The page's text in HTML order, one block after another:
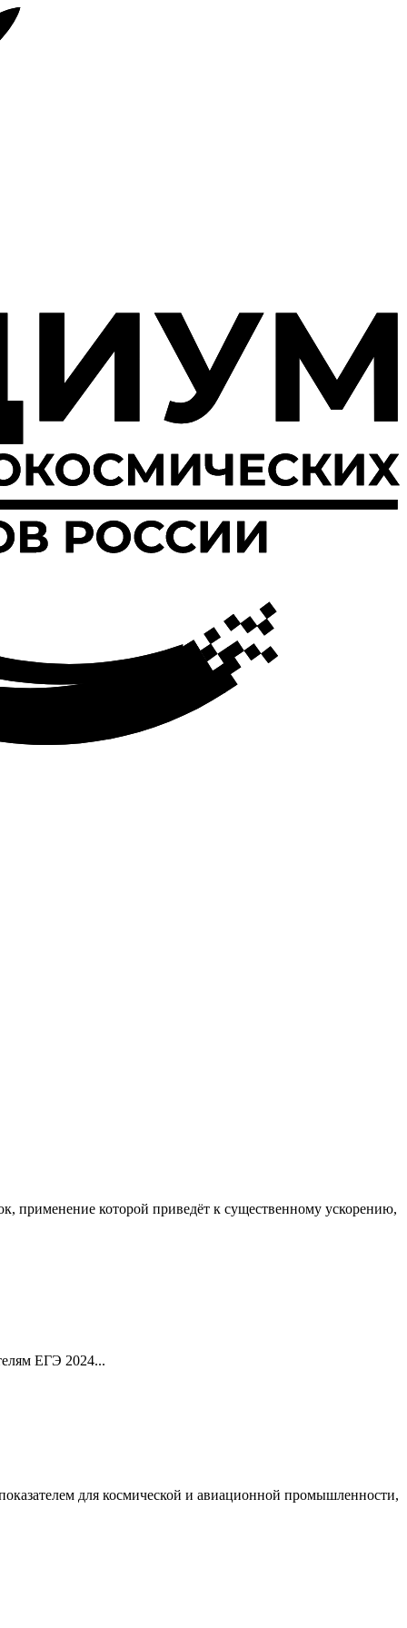
применение которой приведёт к существенному ускорению,
ЕГЭ 2024...
для космической и авиационной промышленности,